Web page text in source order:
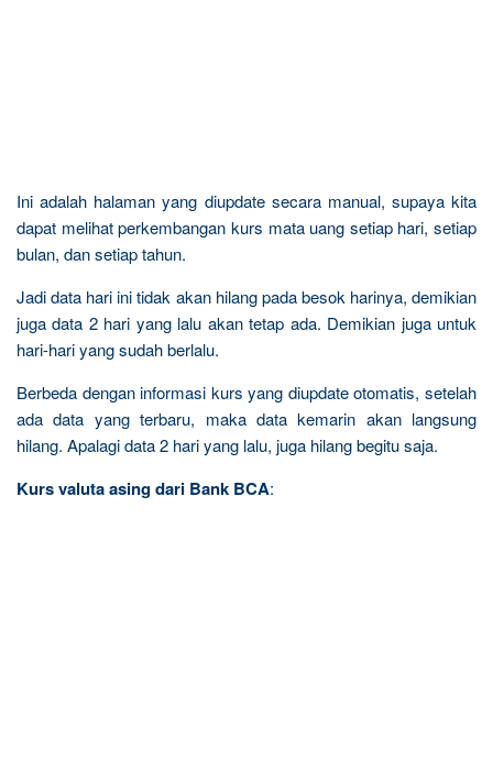
Ini adalah halaman yang diupdate secara manual, supaya kita
dapat melihat perkembangan kurs mata uang setiap hari, setiap
bulan, dan setiap tahun.
Jadi data hari ini tidak akan hilang pada besok harinya, demikian
juga data 2 hari yang lalu akan tetap ada. Demikian juga untuk
hari-hari yang sudah berlalu.
Berbeda dengan informasi kurs yang diupdate otomatis, setelah
ada data yang terbaru, maka data kemarin akan langsung
hilang. Apalagi data 2 hari yang lalu, juga hilang begitu saja.
Kurs valuta asing dari Bank BCA: